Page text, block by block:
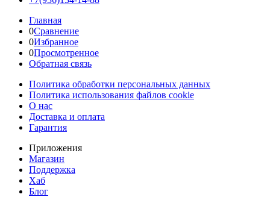
Главная
0Сравнение
0Избранное
0Просмотренное
Обратная связь
Политика обработки персональных данных
Политика использования файлов cookie
О нас
Доставка и оплата
Гарантия
Приложения
Магазин
Поддержка
Хаб
Блог